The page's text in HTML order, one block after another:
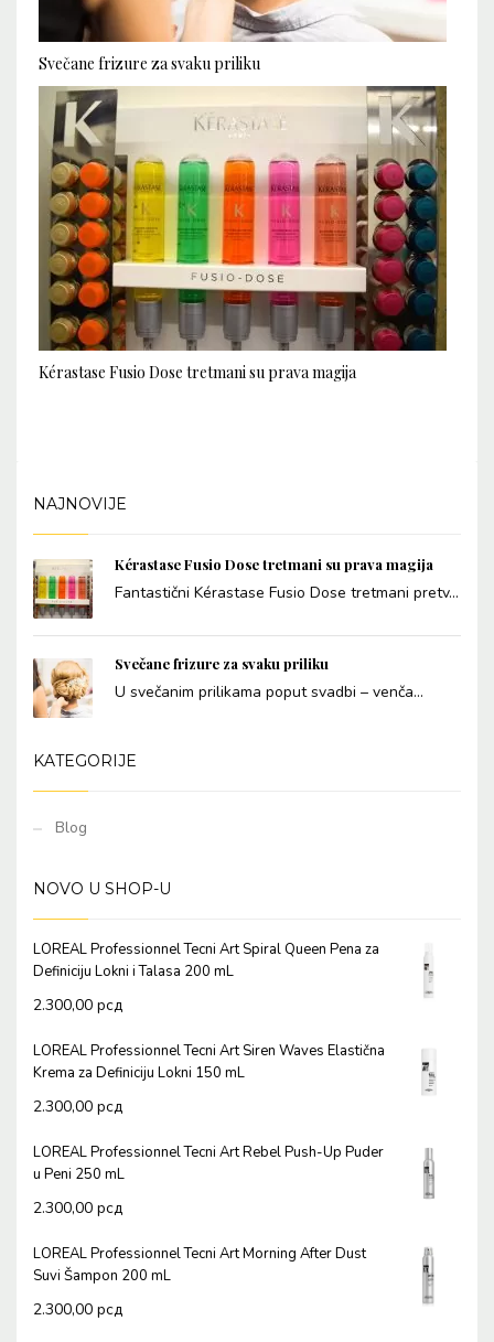
Svečane frizure za svaku priliku
Kérastase Fusio Dose tretmani su prava magija
NAJNOVIJE
Kérastase Fusio Dose tretmani su prava magija
Fantastični Kérastase Fusio Dose tretmani pretv...
Svečane frizure za svaku priliku
U svečanim prilikama poput svadbi – venča...
KATEGORIJE
Blog
NOVO U SHOP-U
LOREAL Professionnel Tecni Art Spiral Queen Pena za
Definiciju Lokni i Talasa 200 mL
2.300,00 рсд
LOREAL Professionnel Tecni Art Siren Waves Elastična
Krema za Definiciju Lokni 150 mL
2.300,00 рсд
LOREAL Professionnel Tecni Art Rebel Push-Up Puder
u Peni 250 mL
2.300,00 рсд
LOREAL Professionnel Tecni Art Morning After Dust
Suvi Šampon 200 mL
2.300,00 рсд